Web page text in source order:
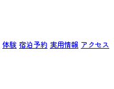
体験 宿泊予約 実用情報 アクセス